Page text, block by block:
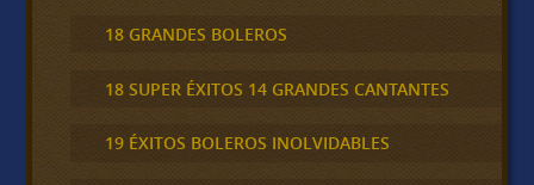
18 GRANDES BOLEROS
18 SUPER ÉXITOS 14 GRANDES CANTANTES
19 ÉXITOS BOLEROS INOLVIDABLES